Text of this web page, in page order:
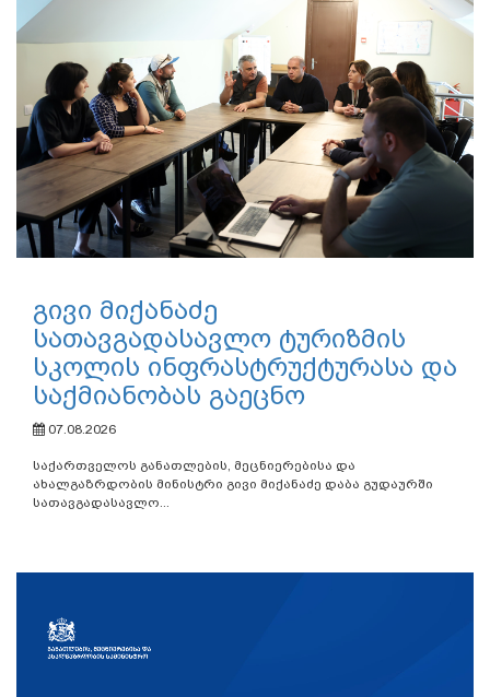
გივი მიქანაძე
სათავგადასავლო ტურიზმის
სკოლის ინფრასტრუქტურასა და
საქმიანობას გაეცნო
07.08.2026
საქართველოს განათლების, მეცნიერებისა და
ახალგაზრდობის მინისტრი გივი მიქანაძე დაბა გუდაურში
სათავგადასავლო...